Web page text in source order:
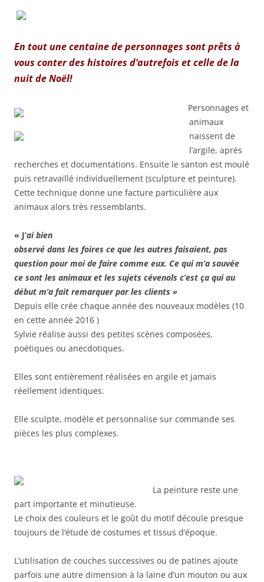
En tout une centaine de personnages sont prêts à
vous conter des histoires d’autrefois et celle de la
nuit de Noël!
Personnages et
animaux
naissent de
l’argile, après
recherches et documentations. Ensuite le santon est moulé
puis retravaillé individuellement (sculpture et peinture).
Cette technique donne une facture particulière aux
animaux alors très ressemblants.
« J’ai bien
observé dans les foires ce que les autres faisaient, pas
question pour moi de faire comme eux. Ce qui m’a sauvée
ce sont les animaux et les sujets cévenols c’est ça qui au
début m’a fait remarquer par les clients »
Depuis elle crée chaque année des nouveaux modèles (10
en cette année 2016 )
Sylvie réalise aussi des petites scènes composées,
poétiques ou anecdotiques.
Elles sont entièrement réalisées en argile et jamais
réellement identiques.
Elle sculpte, modèle et personnalise sur commande ses
pièces les plus complexes.
La peinture reste une
part importante et minutieuse.
Le choix des couleurs et le goût du motif découle presque
toujours de l’étude de costumes et tissus d’époque.
L’utilisation de couches successives ou de patines ajoute
parfois une autre dimension à la laine d’un mouton ou aux